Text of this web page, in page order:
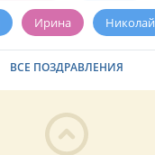
Ирина Николай
ВСЕ ПОЗДРАВЛЕНИЯ